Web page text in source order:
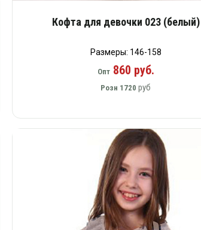
Кофта для девочки 023 (белый)
Размеры: 146-158
Опт860 руб.
Розн 1720 руб